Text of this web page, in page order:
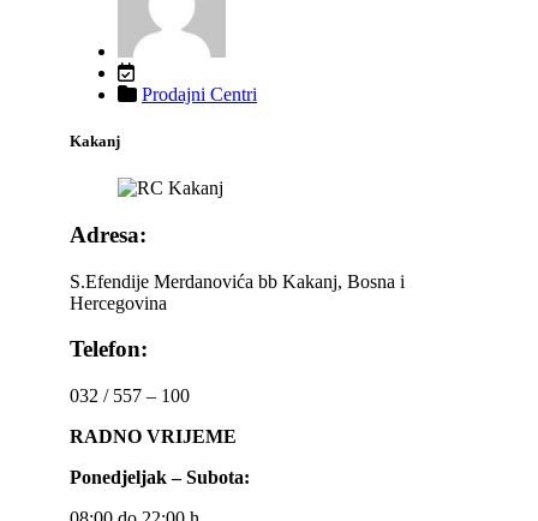
Prodajni Centri
Kakanj
Adresa:
S.Efendije Merdanovića bb Kakanj, Bosna i
Hercegovina
Telefon:
032 / 557 – 100
RADNO VRIJEME
Ponedjeljak – Subota: